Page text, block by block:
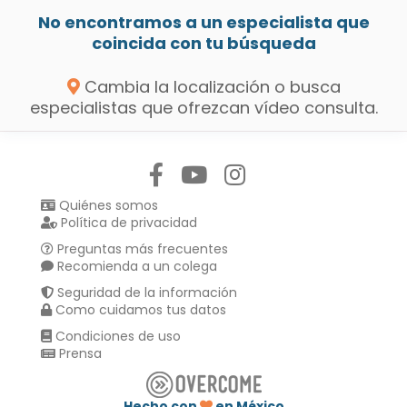
No encontramos a un especialista que
coincida con tu búsqueda
Cambia la localización o busca
especialistas que ofrezcan vídeo consulta.
Quiénes somos
Política de privacidad
Preguntas más frecuentes
Recomienda a un colega
Seguridad de la información
Como cuidamos tus datos
Condiciones de uso
Prensa